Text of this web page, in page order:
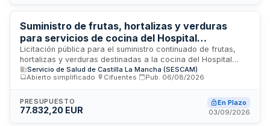
coordinación unificada para garantizar coherencia gráfica,
calidad homogénea y logística eficiente en la distribución a
clientes del Barcelona Bus Turístico, Barcelona Christmas
Tour, Telefèric de Montjuïc y Hola Barcelona Travel Card.
Suministro de frutas, hortalizas y verduras
para servicios de cocina del Hospital
Universitario de Guadalajara
Licitación pública para el suministro continuado de frutas,
hortalizas y verduras destinadas a la cocina del Hospital
Universitario de Guadalajara. El contrato, convocado por la
Gerencia del Área de Atención Integrada de Guadalajara,
frescos los servicios de alimentación hospitalaria. Se trata
de un suministro esencial para la elaboración de comidas
Servicio de Salud de Castilla La Mancha (SESCAM)
Abierto simplificado
Cifuentes Pub. 06/08/2026
PRESUPUESTO
77.832,20 EUR
En Plazo
03/09/2026